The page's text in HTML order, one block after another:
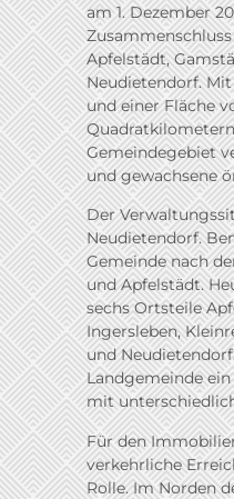
am 1. Dezember
Apfelstädt,
Neudietendorf.
und einer Fläche
Gemeindegebiet
und gewachsene
Der
Neudietendorf.
Gemeinde nach
und Apfelstädt.
sechs Ortsteile
Ingersleben,
und
Landgemeinde
mit
Für den
verkehrliche
Rolle. Im Norden